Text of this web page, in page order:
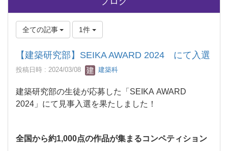
全ての記事 1件
【建築研究部】SEIKA AWARD 2024 にて入選
投稿日時 : 2024/03/08 建築科
建築研究部の生徒が応募した「SEIKA AWARD
2024」にて見事入選を果たしました！
全国から約1,000点の作品が集まるコンペティション